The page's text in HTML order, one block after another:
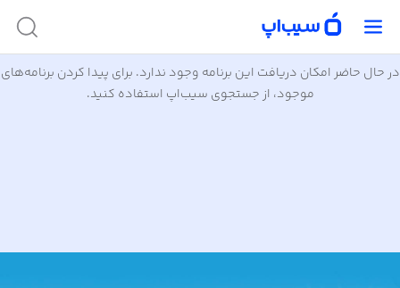
در حال حاضر امکان دریافت این برنامه وجود ندارد. برای پیدا کردن برنامه‌های
موجود، از جستجوی سیب‌اپ استفاده کنید.